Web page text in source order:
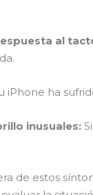
al
iPhone ha
inusuales:
de estos